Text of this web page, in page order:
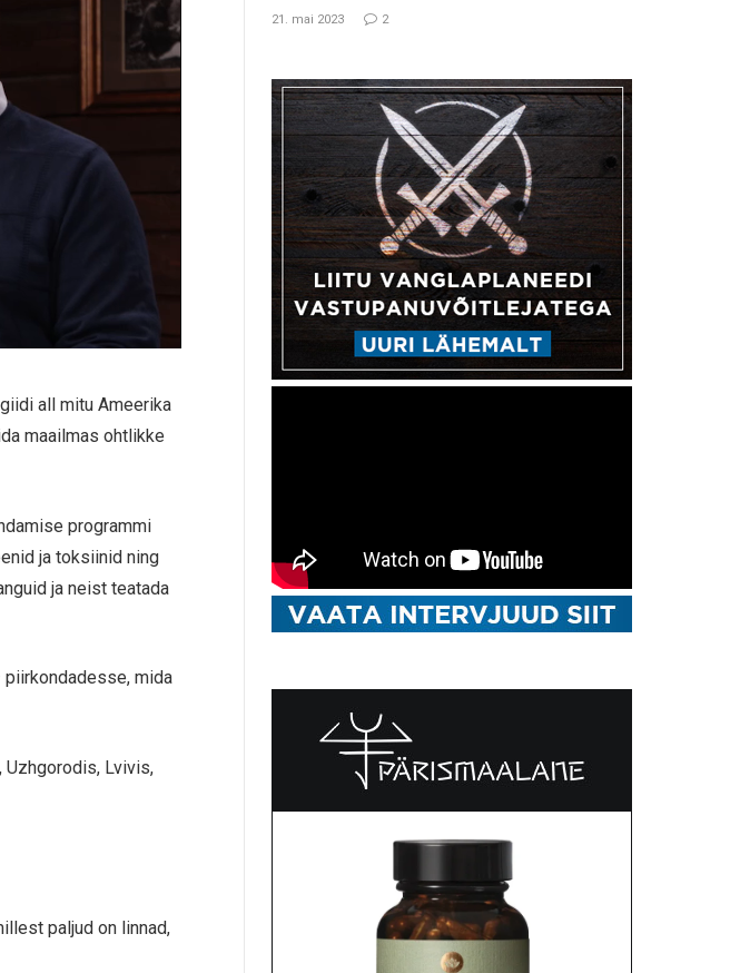
all mitu Ameerika
maailmas ohtlikke
programmi
ja toksiinid ning
ja neist teatada
mida
Uzhgorodis, Lvivis,
paljud on linnad,
21. mai 2023 2